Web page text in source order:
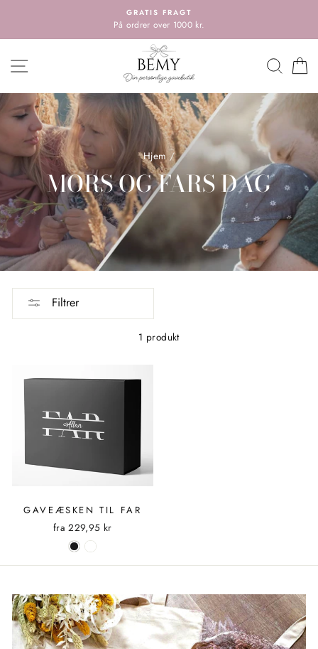
indholdet
GRATIS FRAGT
På ordrer over 1000 kr.
SØG
Hjem /
MORS OG FARS DAG
Filtrer
1 produkt
GAVEÆSKEN TIL FAR
fra229,95 kr